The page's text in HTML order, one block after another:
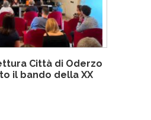
Città di Oderzo
il bando della XX